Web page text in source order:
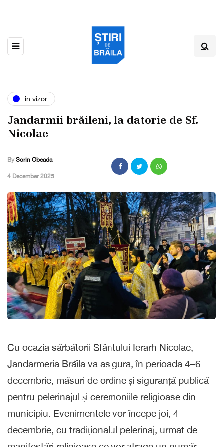
in vizor
Jandarmii brăileni, la datorie de Sf.
Nicolae
By Sorin Obeada
,4 December 2025
Cu ocazia sărbătorii Sfântului Ierarh Nicolae,
Jandarmeria Brăila va asigura, în perioada 4–6
decembrie, măsuri de ordine și siguranță publică
pentru pelerinajul și ceremoniile religioase din
municipiu. Evenimentele vor începe joi, 4
decembrie, cu tradiționalul pelerinaj, urmat de